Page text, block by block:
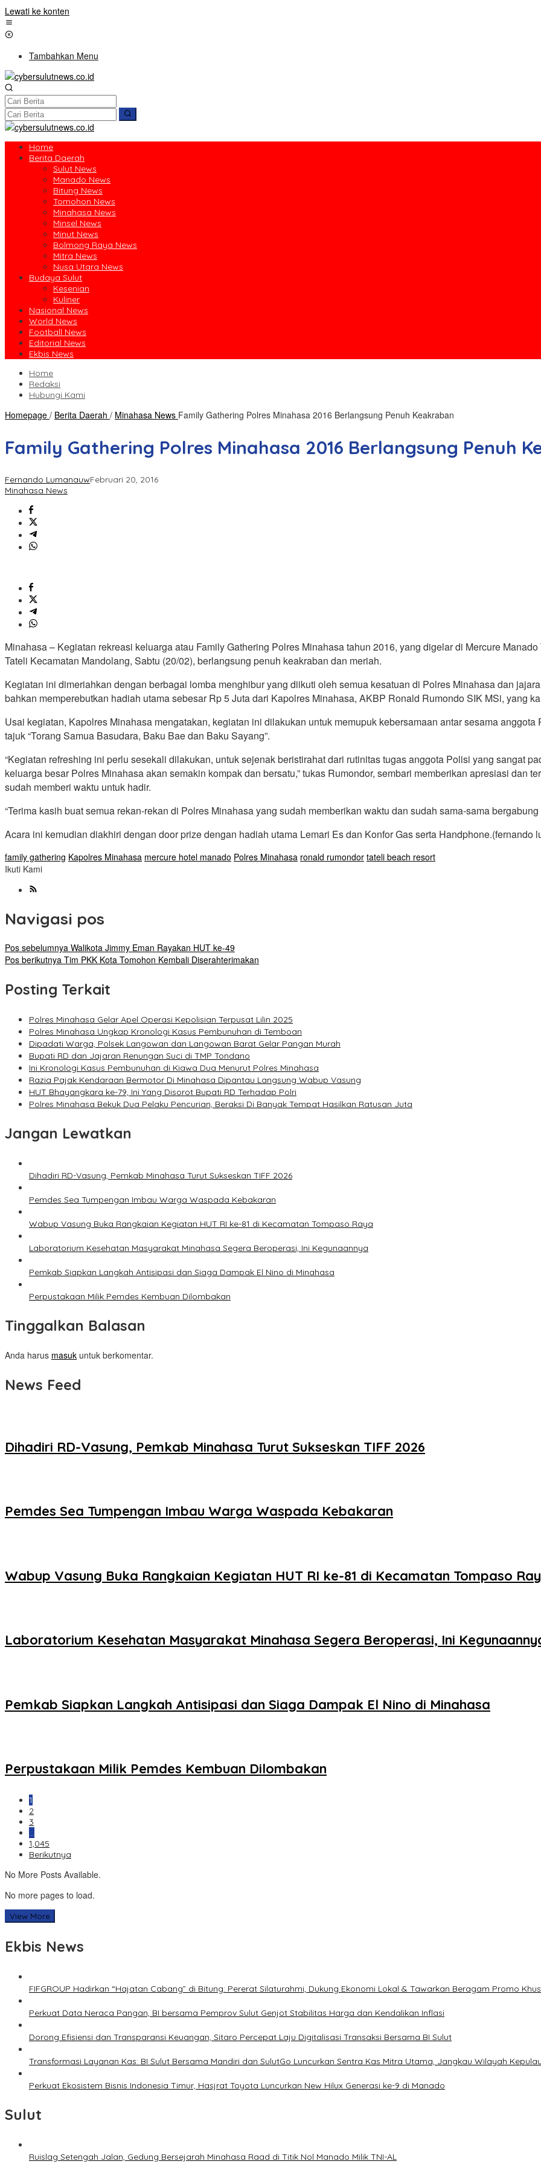
Lewati ke konten
Tambahkan Menu
Home
Berita Daerah
Sulut News
Manado News
Bitung News
Tomohon News
Minahasa News
Minsel News
Minut News
Bolmong Raya News
Mitra News
Nusa Utara News
Budaya Sulut
Kesenian
Kuliner
Nasional News
World News
Football News
Editorial News
Ekbis News
Home
Redaksi
Hubungi Kami
Homepage / Berita Daerah / Minahasa News Family Gathering Polres Minahasa 2016 Berlangsung Penuh Keakraban
Family Gathering Polres Minahasa 2016 Berlangsung Penuh
Fernando LumanauwFebruari 20, 2016
Minahasa News
Minahasa – Kegiatan rekreasi keluarga atau Family Gathering Polres Minahasa tahun 2016, yang digelar di Mercure
Tateli Kecamatan Mandolang, Sabtu (20/02), berlangsung penuh keakraban dan meriah.
Kegiatan ini dimeriahkan dengan berbagai lomba menghibur yang diikuti oleh semua kesatuan di Polres Minahasa dan
bahkan memperebutkan hadiah utama sebesar Rp 5 Juta dari Kapolres Minahasa, AKBP Ronald Rumondo SIK MSi, yang
Usai kegiatan, Kapolres Minahasa mengatakan, kegiatan ini dilakukan untuk memupuk kebersamaan antar sesama
tajuk “Torang Samua Basudara, Baku Bae dan Baku Sayang”.
“Kegiatan refreshing ini perlu sesekali dilakukan, untuk sejenak beristirahat dari rutinitas tugas anggota Polisi yang sangat
keluarga besar Polres Minahasa akan semakin kompak dan bersatu,” tukas Rumondor, sembari memberikan apresiasi dan
sudah memberi waktu untuk hadir.
“Terima kasih buat semua rekan-rekan di Polres Minahasa yang sudah memberikan waktu dan sudah sama-sama
Acara ini kemudian diakhiri dengan door prize dengan hadiah utama Lemari Es dan Konfor Gas serta Handphone.(fernando
family gathering Kapolres Minahasa mercure hotel manado Polres Minahasa ronald rumondor tateli beach resort
Ikuti Kami
Navigasi pos
Pos sebelumnya Walikota Jimmy Eman Rayakan HUT ke-49
Pos berikutnya Tim PKK Kota Tomohon Kembali Diserahterimakan
Posting Terkait
Polres Minahasa Gelar Apel Operasi Kepolisian Terpusat Lilin 2025
Polres Minahasa Ungkap Kronologi Kasus Pembunuhan di Temboan
Dipadati Warga, Polsek Langowan dan Langowan Barat Gelar Pangan Murah
Bupati RD dan Jajaran Renungan Suci di TMP Tondano
Ini Kronologi Kasus Pembunuhan di Kiawa Dua Menurut Polres Minahasa
Razia Pajak Kendaraan Bermotor Di Minahasa Dipantau Langsung Wabup Vasung
HUT Bhayangkara ke-79, Ini Yang Disorot Bupati RD Terhadap Polri
Polres Minahasa Bekuk Dua Pelaku Pencurian, Beraksi Di Banyak Tempat Hasilkan Ratusan Juta
Jangan Lewatkan
Dihadiri RD-Vasung, Pemkab Minahasa Turut Sukseskan TIFF 2026
Pemdes Sea Tumpengan Imbau Warga Waspada Kebakaran
Wabup Vasung Buka Rangkaian Kegiatan HUT RI ke-81 di Kecamatan Tompaso Raya
Laboratorium Kesehatan Masyarakat Minahasa Segera Beroperasi, Ini Kegunaannya
Pemkab Siapkan Langkah Antisipasi dan Siaga Dampak El Nino di Minahasa
Perpustakaan Milik Pemdes Kembuan Dilombakan
Tinggalkan Balasan
Anda harus masuk untuk berkomentar.
News Feed
Dihadiri RD-Vasung, Pemkab Minahasa Turut Sukseskan TIFF 2026
Pemdes Sea Tumpengan Imbau Warga Waspada Kebakaran
Wabup Vasung Buka Rangkaian Kegiatan HUT RI ke-81 di Kecamatan Tompaso
Laboratorium Kesehatan Masyarakat Minahasa Segera Beroperasi, Ini
Pemkab Siapkan Langkah Antisipasi dan Siaga Dampak El Nino di Minahasa
Perpustakaan Milik Pemdes Kembuan Dilombakan
1
2
3
…
1,045
Berikutnya
No More Posts Available.
No more pages to load.
View More
Ekbis News
FIFGROUP Hadirkan “Hajatan Cabang” di Bitung: Pererat Silaturahmi, Dukung Ekonomi Lokal & Tawarkan Beragam Promo
Perkuat Data Neraca Pangan, BI bersama Pemprov Sulut Genjot Stabilitas Harga dan Kendalikan Inflasi
Dorong Efisiensi dan Transparansi Keuangan, Sitaro Percepat Laju Digitalisasi Transaksi Bersama BI Sulut
Transformasi Layanan Kas: BI Sulut Bersama Mandiri dan SulutGo Luncurkan Sentra Kas Mitra Utama, Jangkau Wilayah
Perkuat Ekosistem Bisnis Indonesia Timur, Hasjrat Toyota Luncurkan New Hilux Generasi ke-9 di Manado
Sulut
Ruislag Setengah Jalan, Gedung Bersejarah Minahasa Raad di Titik Nol Manado Milik TNI-AL